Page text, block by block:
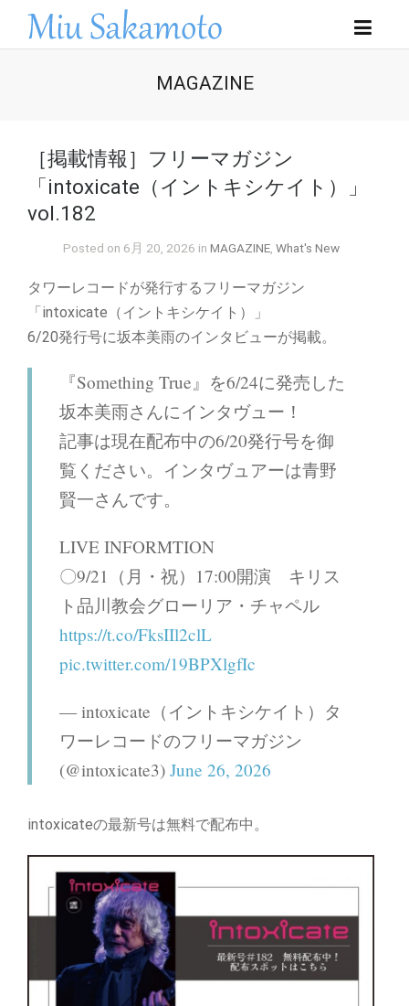
MAGAZINE
［掲載情報］フリーマガジン
「intoxicate（イントキシケイト）」
vol.182
Posted on 6月 20, 2026 in MAGAZINE, What's New
タワーレコードが発行するフリーマガジン
「intoxicate（イントキシケイト）」
6/20発行号に坂本美雨のインタビューが掲載。
『Something True』を6/24に発売した
坂本美雨さんにインタヴュー！
記事は現在配布中の6/20発行号を御
覧ください。インタヴュアーは青野
賢一さんです。
LIVE INFORMTION
〇9/21（月・祝）17:00開演 キリス
ト品川教会グローリア・チャペル
https://t.co/FksIIl2clL
pic.twitter.com/19BPXlgfIc
— intoxicate（イントキシケイト）タ
ワーレコードのフリーマガジン
(@intoxicate3) June 26, 2026
intoxicateの最新号は無料で配布中。